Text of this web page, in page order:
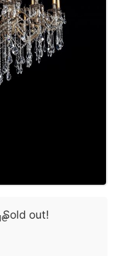
Sold out!